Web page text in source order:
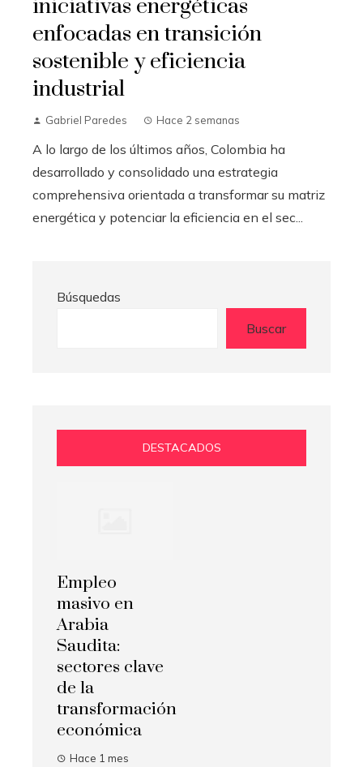
iniciativas energéticas
enfocadas en transición
sostenible y eficiencia
industrial
Gabriel Paredes Hace 2 semanas
A lo largo de los últimos años, Colombia ha
desarrollado y consolidado una estrategia
comprehensiva orientada a transformar su matriz
energética y potenciar la eficiencia en el sec...
Búsquedas
Buscar
DESTACADOS
Empleo
masivo en
Arabia
Saudita:
sectores clave
de la
transformación
económica
Hace 1 mes